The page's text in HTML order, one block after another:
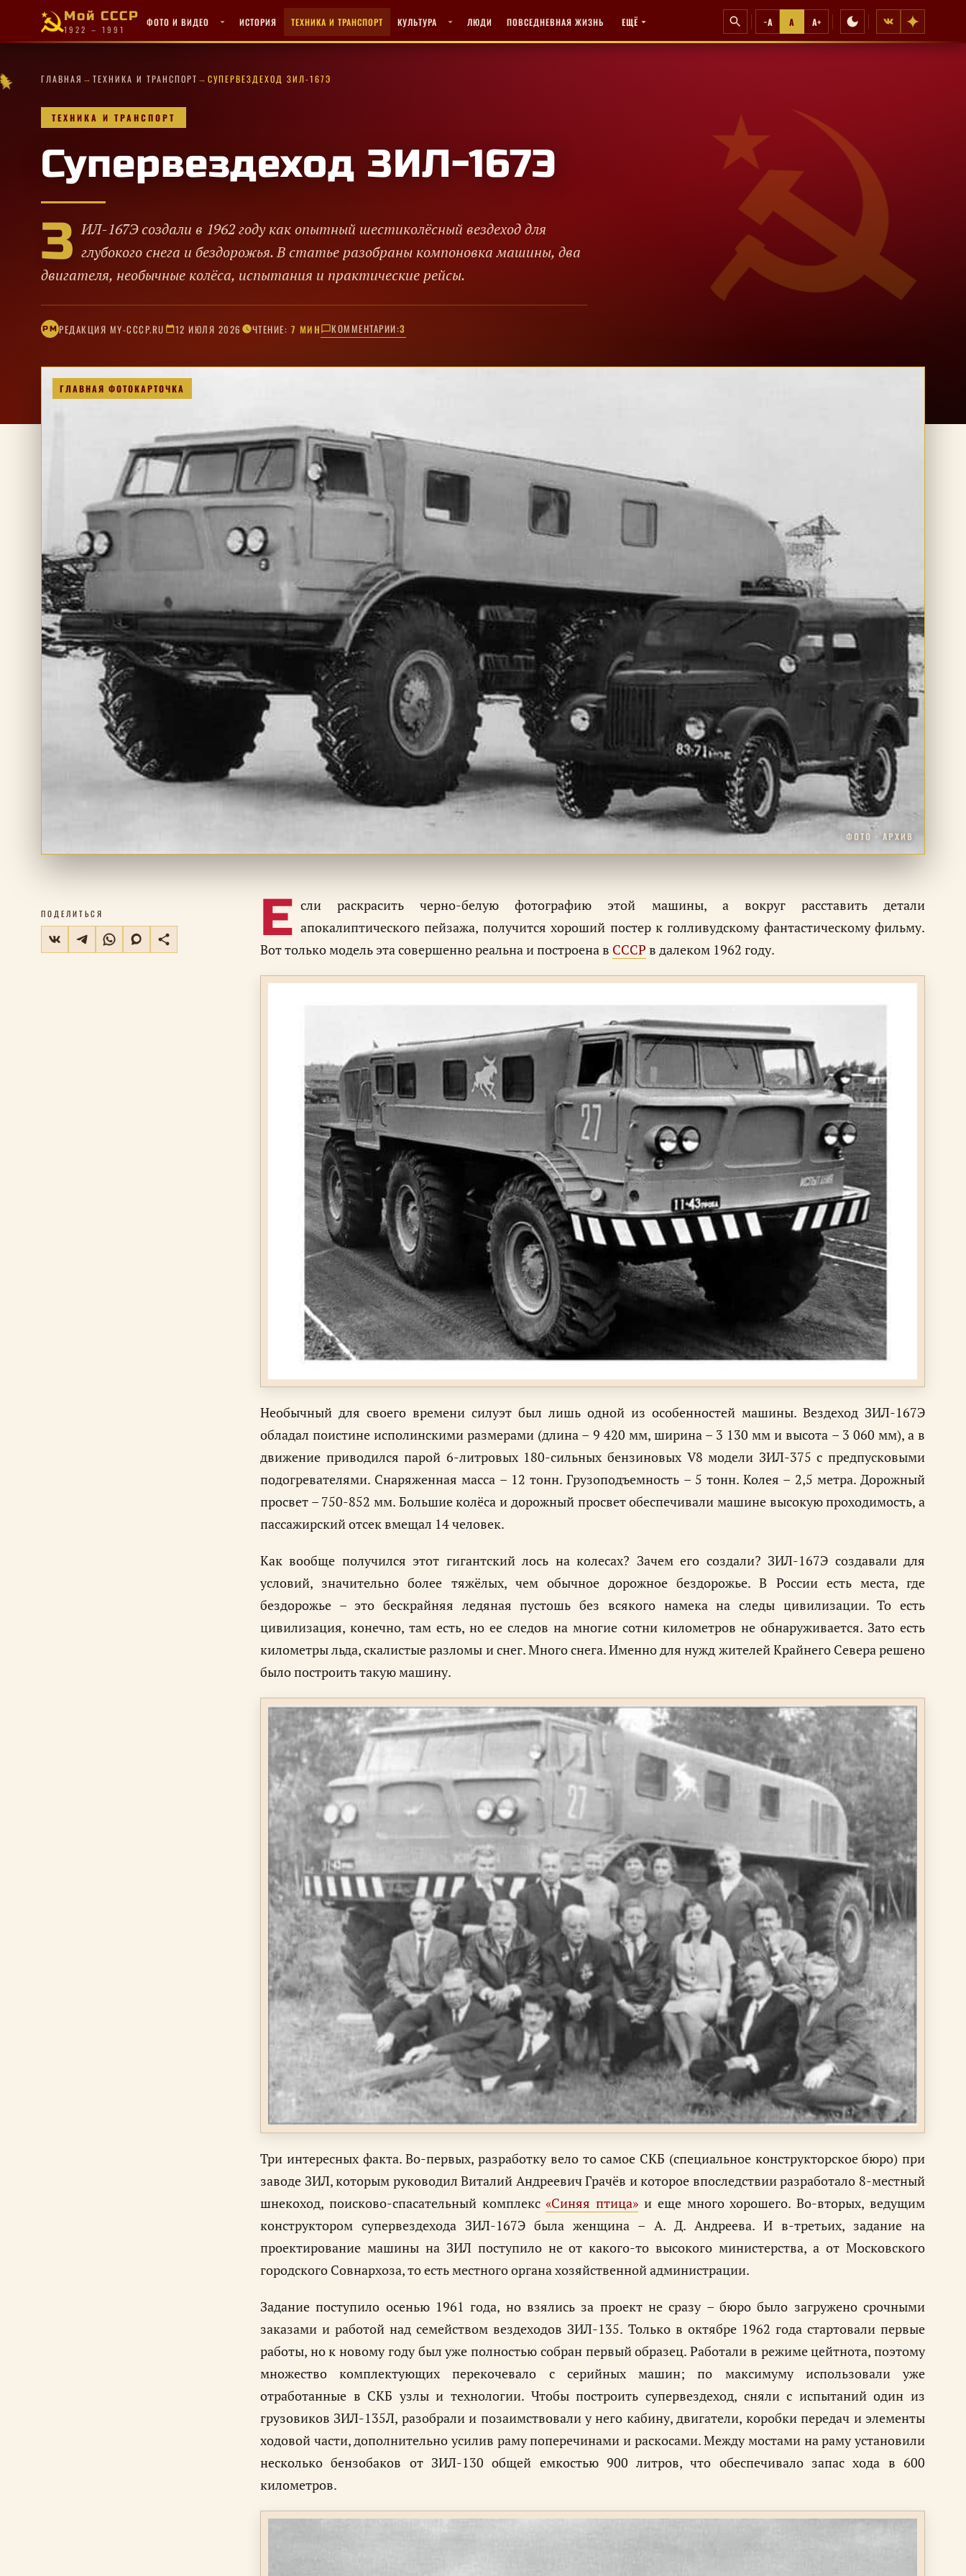
Мой СССР
1922 – 1991
ФОТО И ВИДЕО ИСТОРИЯ ТЕХНИКА И ТРАНСПОРТ КУЛЬТУРА ЛЮДИ ПОВСЕДНЕВНАЯ ЖИЗНЬ ЕЩЁ −A A A+
★
·★
★
✦
·✦
·★
·
★
·✧
·
✦
★
✦
·★
✦
✦
★
✧
✧
·✦
✦
✧ ГЛАВНАЯ → ТЕХНИКА И ТРАНСПОРТ → СУПЕРВЕЗДЕХОД ЗИЛ-167Э
ТЕХНИКА И ТРАНСПОРТ
Супервездеход ЗИЛ-167Э
З ИЛ-167Э создали в 1962 году как опытный шестиколёсный вездеход для
глубокого снега и бездорожья. В статье разобраны компоновка машины, два
двигателя, необычные колёса, испытания и практические рейсы.
РM РЕДАКЦИЯ MY-CCCP.RU 12 ИЮЛЯ 2026 ЧТЕНИЕ: 7 МИН КОММЕНТАРИИ:3
ГЛАВНАЯ ФОТОКАРТОЧКА
ФОТО · АРХИВ
ПОДЕЛИТЬСЯ Е сли раскрасить черно-белую фотографию этой машины, а вокруг расставить детали
апокалиптического пейзажа, получится хороший постер к голливудскому фантастическому фильму.
Вот только модель эта совершенно реальна и построена в СССР в далеком 1962 году.
Необычный для своего времени силуэт был лишь одной из особенностей машины. Вездеход ЗИЛ-167Э
обладал поистине исполинскими размерами (длина – 9 420 мм, ширина – 3 130 мм и высота – 3 060 мм), а в
движение приводился парой 6-литровых 180-сильных бензиновых V8 модели ЗИЛ-375 с предпусковыми
подогревателями. Снаряженная масса – 12 тонн. Грузоподъемность – 5 тонн. Колея – 2,5 метра. Дорожный
просвет – 750-852 мм. Большие колёса и дорожный просвет обеспечивали машине высокую проходимость, а
пассажирский отсек вмещал 14 человек.
Как вообще получился этот гигантский лось на колесах? Зачем его создали? ЗИЛ-167Э создавали для
условий, значительно более тяжёлых, чем обычное дорожное бездорожье. В России есть места, где
бездорожье – это бескрайняя ледяная пустошь без всякого намека на следы цивилизации. То есть
цивилизация, конечно, там есть, но ее следов на многие сотни километров не обнаруживается. Зато есть
километры льда, скалистые разломы и снег. Много снега. Именно для нужд жителей Крайнего Севера решено
было построить такую машину.
Три интересных факта. Во-первых, разработку вело то самое СКБ (специальное конструкторское бюро) при
заводе ЗИЛ, которым руководил Виталий Андреевич Грачёв и которое впоследствии разработало 8-местный
шнекоход, поисково-спасательный комплекс«Синяя птица» и еще много хорошего. Во-вторых, ведущим
конструктором супервездехода ЗИЛ-167Э была женщина – А. Д. Андреева. И в-третьих, задание на
проектирование машины на ЗИЛ поступило не от какого-то высокого министерства, а от Московского
городского Совнархоза, то есть местного органа хозяйственной администрации.
Задание поступило осенью 1961 года, но взялись за проект не сразу – бюро было загружено срочными
заказами и работой над семейством вездеходов ЗИЛ-135. Только в октябре 1962 года стартовали первые
работы, но к новому году был уже полностью собран первый образец. Работали в режиме цейтнота, поэтому
множество комплектующих перекочевало с серийных машин; по максимуму использовали уже
отработанные в СКБ узлы и технологии. Чтобы построить супервездеход, сняли с испытаний один из
грузовиков ЗИЛ-135Л, разобрали и позаимствовали у него кабину, двигатели, коробки передач и элементы
ходовой части, дополнительно усилив раму поперечинами и раскосами. Между мостами на раму установили
несколько бензобаков от ЗИЛ-130 общей емкостью 900 литров, что обеспечивало запас хода в 600
километров.